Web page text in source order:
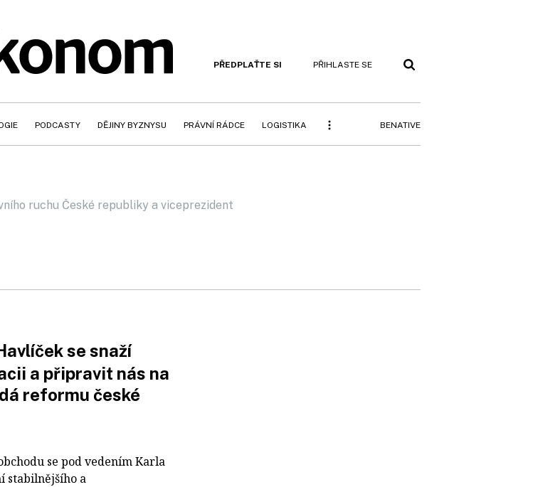
PŘEDPLAŤTE SI PŘIHLASTE SE
PODCASTY DĚJINY BYZNYSU PRÁVNÍ RÁDCE LOGISTIKA BENATIVE
ruchu České republiky a viceprezident
se snaží
a připravit nás na
reformu české
se pod vedením Karla
stabilnějšího a